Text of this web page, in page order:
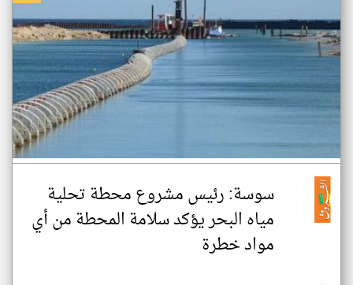
سوسة: رئيس مشروع محطة تحلية
مياه البحر يؤكد سلامة المحطة من أي
مواد خطرة